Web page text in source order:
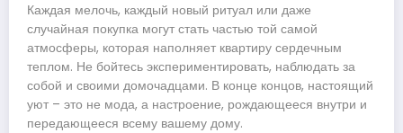
Каждая мелочь, каждый новый ритуал или даже
случайная покупка могут стать частью той самой
атмосферы, которая наполняет квартиру сердечным
теплом. Не бойтесь экспериментировать, наблюдать за
собой и своими домочадцами. В конце концов, настоящий
уют – это не мода, а настроение, рождающееся внутри и
передающееся всему вашему дому.